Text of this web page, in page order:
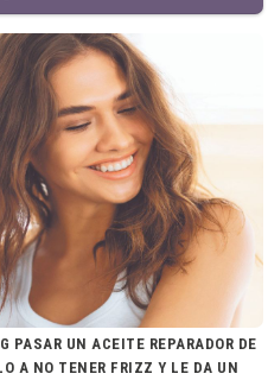
PASAR UN ACEITE REPARADOR DE
A NO TENER FRIZZ Y LE DA UN